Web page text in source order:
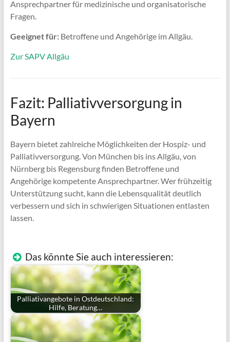
Ansprechpartner für medizinische und organisatorische
Fragen.
Geeignet für:Betroffene und Angehörige im Allgäu.
Zur SAPV Allgäu
Fazit: Palliativversorgung in
Bayern
Bayern bietet zahlreiche Möglichkeiten der Hospiz- und
Palliativversorgung. Von München bis ins Allgäu, von
Nürnberg bis Regensburg finden Betroffene und
Angehörige kompetente Ansprechpartner. Wer frühzeitig
Unterstützung sucht, kann die Lebensqualität deutlich
verbessern und sich in schwierigen Situationen entlasten
lassen.
Das könnte Sie auch interessieren:
Palliativangebote in Ostdeutschland:
Hilfe, Beratung…